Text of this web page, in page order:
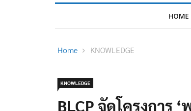
HOME
Home KNOWLEDGE
KNOWLEDGE
BLCP จัดโครงการ